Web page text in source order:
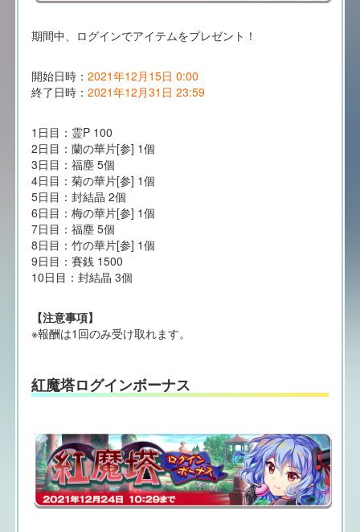
期間中、ログインでアイテムをプレゼント！
開始日時： 2021年12月15日 0:00
終了日時： 2021年12月31日 23:59
1日目：霊P 100
2日目：蘭の華片[参] 1個
3日目：福塵 5個
4日目：菊の華片[参] 1個
5日目：封結晶 2個
6日目：梅の華片[参] 1個
7日目：福塵 5個
8日目：竹の華片[参] 1個
9日目：賽銭 1500
10日目：封結晶 3個
【注意事項】
※報酬は1回のみ受け取れます。
紅魔塔ログインボーナス